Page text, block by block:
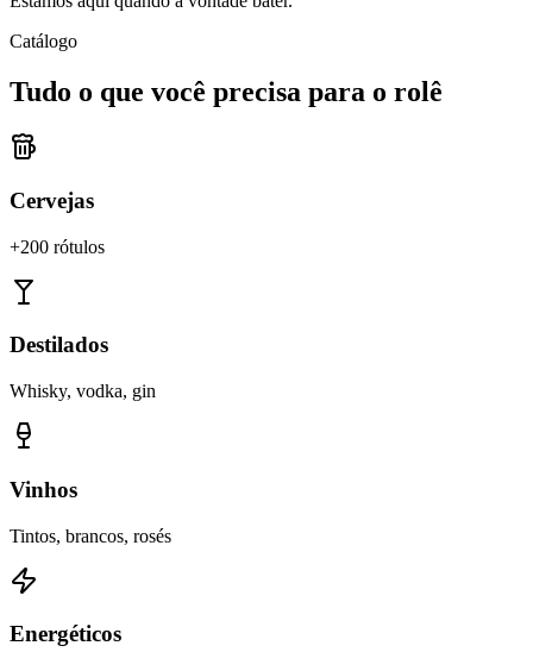
Catálogo
Tudo o que você precisa para o rolê
Cervejas
+200 rótulos
Destilados
Whisky, vodka, gin
Vinhos
Tintos, brancos, rosés
Energéticos